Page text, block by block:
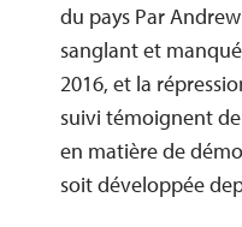
du pays Par
sanglant et
2016, et la
suivi témoignent
en matière de
soit développée